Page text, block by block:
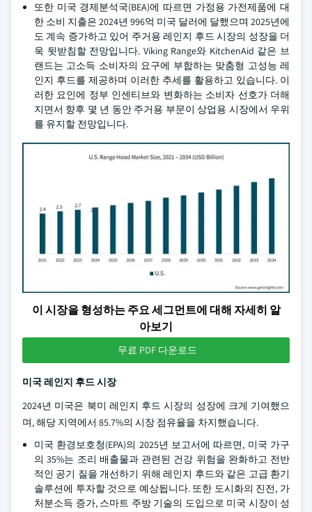
또한 미국 경제분석국(BEA)에 따르면 가정용 가전제품에 대
한 소비 지출은 2024년 996억 미국 달러에 달했으며 2025년에
도 계속 증가하고 있어 주거용 레인지 후드 시장의 성장을 더
욱 뒷받침할 전망입니다. Viking Range와 KitchenAid 같은 브
랜드는 고소득 소비자의 요구에 부합하는 맞춤형 고성능 레
인지 후드를 제공하며 이러한 추세를 활용하고 있습니다. 이
러한 요인에 정부 인센티브와 변화하는 소비자 선호가 더해
지면서 향후 몇 년 동안 주거용 부문이 상업용 시장에서 우위
를 유지할 전망입니다.
이 시장을 형성하는 주요 세그먼트에 대해 자세히 알
아보기
무료 PDF 다운로드
미국 레인지 후드 시장
2024년 미국은 북미 레인지 후드 시장의 성장에 크게 기여했으
며, 해당 지역에서 85.7%의 시장 점유율을 차지했습니다.
미국 환경보호청(EPA)의 2025년 보고서에 따르면, 미국 가구
의 35%는 조리 배출물과 관련된 건강 위험을 완화하고 전반
적인 공기 질을 개선하기 위해 레인지 후드와 같은 고급 환기
솔루션에 투자할 것으로 예상됩니다. 또한 도시화의 진전, 가
처분소득 증가, 스마트 주방 기술의 도입으로 미국 시장이 성